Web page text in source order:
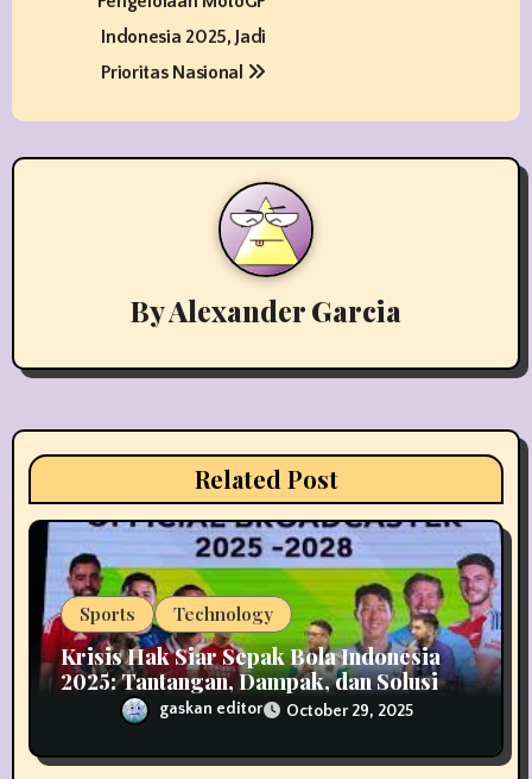
n
a
a
t
o
Indonesia 2025, Jadi
Prioritas Nasional
ByAlexander Garcia
Related Post
Sports Technology
Krisis Hak Siar Sepak Bola Indonesia
2025: Tantangan, Dampak, dan Solusi
Industri Mediagaskan editor October 29, 2025